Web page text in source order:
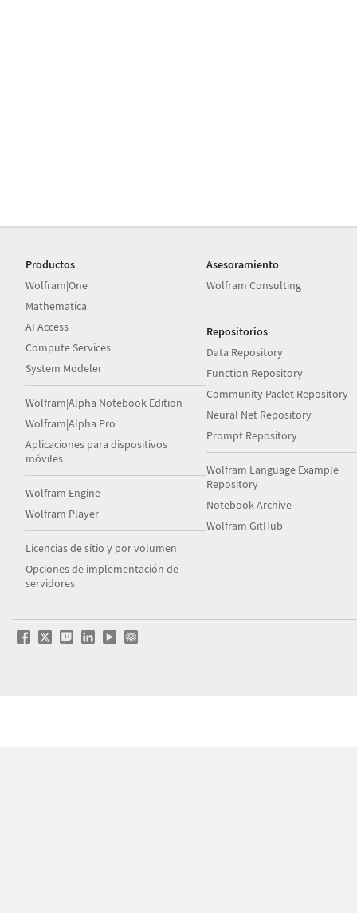
Productos
Wolfram|One
Mathematica
AI Access
Compute Services
System Modeler
Wolfram|Alpha Notebook Edition
Wolfram|Alpha Pro
Aplicaciones para dispositivos
móviles
Wolfram Engine
Wolfram Player
Licencias de sitio y por volumen
Opciones de implementación de
servidores
Asesoramiento
Wolfram Consulting
Repositorios
Data Repository
Function Repository
Community Paclet Repository
Neural Net Repository
Prompt Repository
Wolfram Language Example
Repository
Notebook Archive
Wolfram GitHub